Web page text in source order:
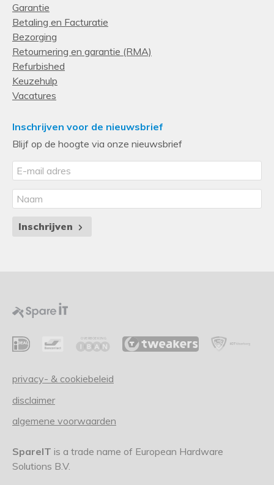
Garantie
Betaling en Facturatie
Bezorging
Retournering en garantie (RMA)
Refurbished
Keuzehulp
Vacatures
Inschrijven voor de nieuwsbrief
Blijf op de hoogte via onze nieuwsbrief
Inschrijven
privacy- & cookiebeleid
disclaimer
algemene voorwaarden
SpareIT is a trade name of European Hardware
Solutions B.V.